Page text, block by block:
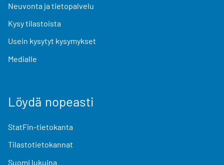
Neuvonta ja tietopalvelu
Kysy tilastoista
Usein kysytyt kysymykset
Medialle
Löydä nopeasti
StatFin-tietokanta
Tilastotietokannat
Suomi lukuina